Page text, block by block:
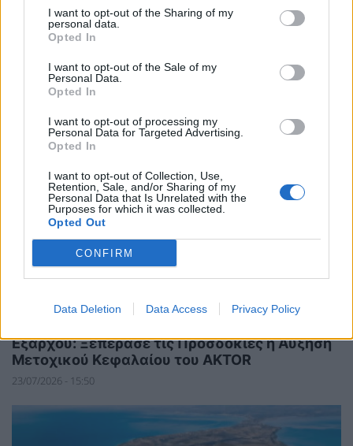
I want to opt-out of the Sharing of my
personal data.
Opted In
I want to opt-out of the Sale of my
Personal Data.
Opted In
I want to opt-out of processing my
Personal Data for Targeted Advertising.
Opted In
I want to opt-out of Collection, Use,
Retention, Sale, and/or Sharing of my
Personal Data that Is Unrelated with the
Purposes for which it was collected.
Opted Out
CONFIRM
Data Deletion Data Access Privacy Policy
ΚΑΤΑΣΚΕΥΕΣ
AKTOR: Υπερκαλύφθηκε 1,8 φορές το
ομόλογο των 300 εκατ. ευρώ
28/07/2026 - 09:22
Εξάρχου: Ξεπέρασε τις Προσδοκίες η Αύξηση
Μετοχικού Κεφαλαίου του AKTOR
23/07/2026 - 15:50